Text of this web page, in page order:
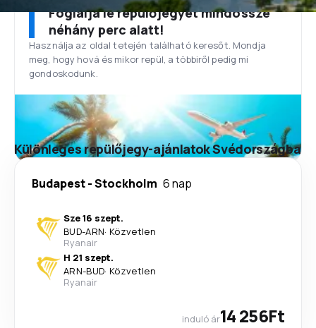
Foglalja le repülőjegyét mindössze
néhány perc alatt!
Használja az oldal tetején található keresőt. Mondja
meg, hogy hová és mikor repül, a többiről pedig mi
gondoskodunk.
Különleges repülőjegy-ajánlatok Svédországba
Budapest-Stockholm 6 nap
Sze 16 szept.
BUD-ARN· Közvetlen
Ryanair
H 21 szept.
ARN-BUD· Közvetlen
Ryanair
induló ár14 256Ft